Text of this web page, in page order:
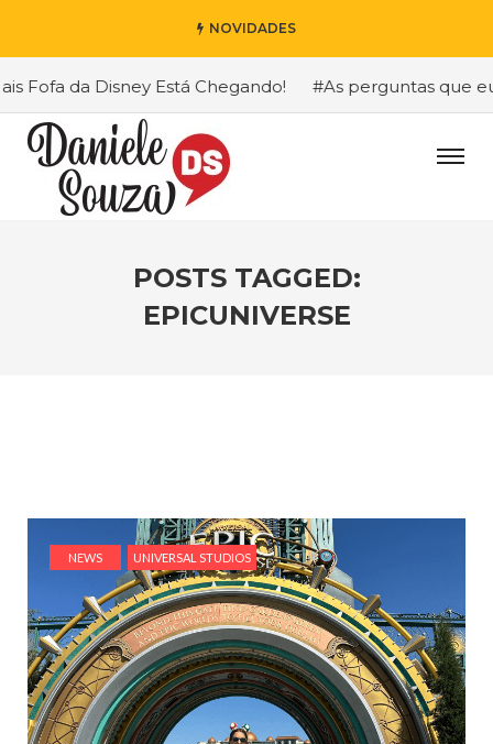
NOVIDADES
da Disney Está Chegando! #As perguntas que eu
POSTS TAGGED:
EPICUNIVERSE
NEWS UNIVERSAL STUDIOS